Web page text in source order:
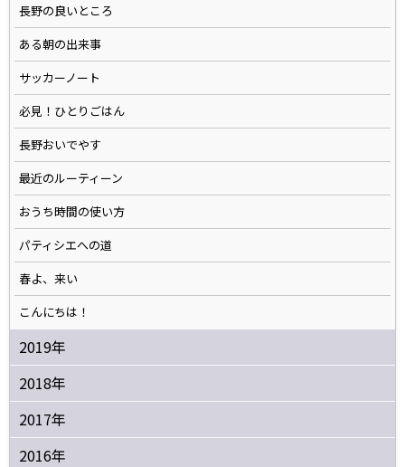
長野の良いところ
ある朝の出来事
サッカーノート
必見！ひとりごはん
長野おいでやす
最近のルーティーン
おうち時間の使い方
パティシエへの道
春よ、来い
こんにちは！
2019年
2018年
2017年
2016年